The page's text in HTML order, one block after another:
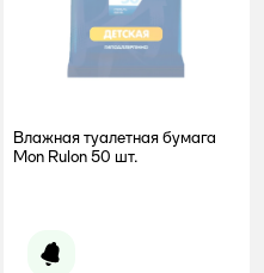
Влажная туалетная бумага
Mon Rulon 50 шт.
Уведомить о появлении